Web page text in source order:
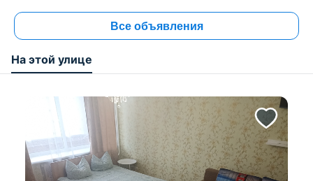
Все объявления
На этой улице